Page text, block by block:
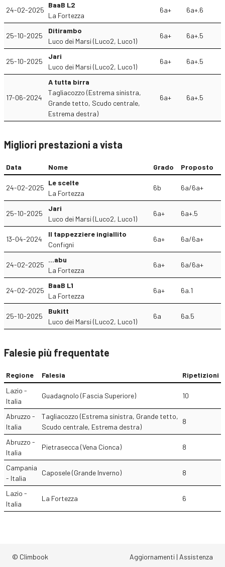
24-02-2025
BaaB L2
La Fortezza
6a+ 6a+.6
25-10-2025
Ditirambo
Luco dei Marsi (Luco2, Luco1)
6a+ 6a+.5
25-10-2025
Jari
Luco dei Marsi (Luco2, Luco1)
6a+ 6a+.5
17-06-2024
A tutta birra
Tagliacozzo (Estrema sinistra,
Grande tetto, Scudo centrale,
Estrema destra)
6a+ 6a+.5
Migliori prestazioni a vista
Data Nome Grado Proposto
24-02-2025
Le scelte
La Fortezza
6b 6a/6a+
25-10-2025
Jari
Luco dei Marsi (Luco2, Luco1)
6a+ 6a+.5
13-04-2024
Il tappezziere ingiallito
Configni
6a+ 6a/6a+
24-02-2025
...abu
La Fortezza
6a+ 6a/6a+
24-02-2025
BaaB L1
La Fortezza
6a+ 6a.1
25-10-2025
Bukitt
Luco dei Marsi (Luco2, Luco1)
6a 6a.5
Falesie più frequentate
Regione Falesia
Ripetizioni
Lazio -
Italia
Guadagnolo (Fascia Superiore) 10
Abruzzo -
Italia
Tagliacozzo (Estrema sinistra, Grande tetto,
Scudo centrale, Estrema destra)
8
Abruzzo -
Italia
Pietrasecca (Vena Cionca) 8
Campania
- Italia
Caposele (Grande Inverno) 8
Lazio -
Italia
La Fortezza 6
© Climbook Aggiornamenti | Assistenza